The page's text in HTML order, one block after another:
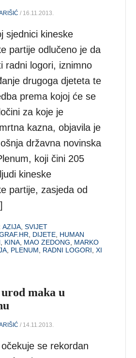
/ 16.11.2013.
sjednici kineske
partije odlučeno je da
radni logori, iznimno
drugoga djeteta te
prema kojoj će se
za koje je
kazna, objavila je
državna novinska
koji čini 205
kineske
partije, zasjeda od
AZIJA ,SVIJET
DIJETE HUMAN
KINA MAO ZEDONG
MARKO
PLENUM RADNI LOGORI ,XI
maka u
/ 14.11.2013.
se rekordan